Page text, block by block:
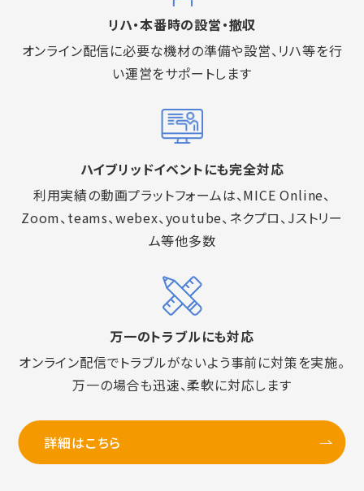
リハ・本番時の設営・撤収
オンライン配信に必要な機材の準備や設営、リハ等を行
い運営をサポートします
ハイブリッドイベントにも完全対応
利用実績の動画プラットフォームは、MICE Online、
Zoom、teams、webex、youtube、ネクプロ、Jストリー
ム等他多数
万一のトラブルにも対応
オンライン配信でトラブルがないよう事前に対策を実施。
万一の場合も迅速、柔軟に対応します
詳細はこちら